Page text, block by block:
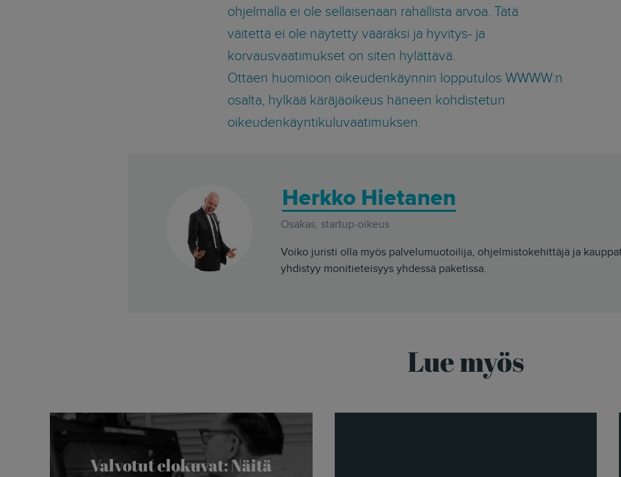
ohjelmalla ei ole sellaisenaan rahallista arvoa. Tätä
väitettä ei ole näytetty vääräksi ja hyvitys- ja
korvausvaatimukset on siten hylättävä.
Ottaen huomioon oikeudenkäynnin lopputulos WWWW:n
osalta, hylkää käräjäoikeus häneen kohdistetun
oikeudenkäyntikuluvaatimuksen.
Herkko Hietanen
Osakas, startup-oikeus
Voiko juristi olla myös palvelumuotoilija, ohjelmistokehittäjä ja
yhdistyy monitieteisyys yhdessä paketissa.
Lue myös
Valvotut elokuvat: Näitä